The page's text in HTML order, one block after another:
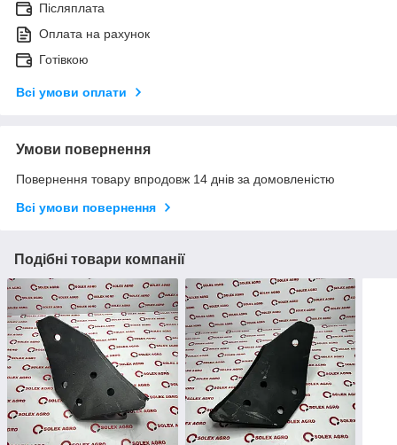
Післяплата
Оплата на рахунок
Готівкою
Всі умови оплати
Умови повернення
Повернення товару впродовж 14 днів за домовленістю
Всі умови повернення
Подібні товари компанії